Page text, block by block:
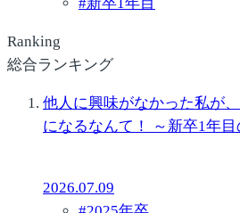
Ranking
総合ランキング
他人に興味がなかった私が
になるなんて！ ～新卒1年目
2026.07.09